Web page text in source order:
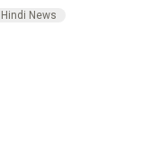
Hindi News